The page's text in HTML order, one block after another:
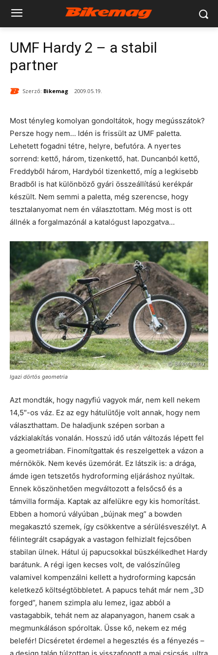
UMF Hardy 2 – a stabil
partner
Szerző: Bikemag 2009.05.19.
Most tényleg komolyan gondoltátok, hogy megússzátok?
Persze hogy nem… Idén is frissült az UMF paletta.
Lehetett fogadni tétre, helyre, befutóra. A nyertes
sorrend: kettő, három, tizenkettő, hat. Duncanból kettő,
Freddyből három, Hardyból tizenkettő, míg a legkisebb
Bradből is hat különböző gyári összeállítású kerékpár
készült. Nem semmi a paletta, még szerencse, hogy
tesztalanyomat nem én választottam. Még most is ott
állnék a forgalmazónál a katalógust lapozgatva…
Igazi dörtös geometria
Azt mondták, hogy nagyfiú vagyok már, nem kell nekem
14,5″-os váz. Ez az egy hátulütője volt annak, hogy nem
választhattam. De haladjunk szépen sorban a
vázkialakítás vonalán. Hosszú idő után változás lépett fel
a geometriában. Finomítgattak és reszelgettek a vázon a
mérnökök. Nem kevés üzemórát. Ez látszik is: a drága,
ámde igen tetszetős hydroforming eljáráshoz nyúltak.
Ennek köszönhetően megváltozott a felsőcső és a
támvilla formája. Kaptak az alfelükre egy kis homorítást.
Ebben a homorú vályúban „bújnak meg” a bowden
megakasztó szemek, így csökkentve a sérülésveszélyt. A
félintegrált csapágyak a vastagon felhizlalt fejcsőben
stabilan ülnek. Hátul új papucsokkal büszkélkedhet Hardy
barátunk. A régi igen kecses volt, de valószínűleg
valamivel kompenzálni kellett a hydroforming kapcsán
keletkező költségtöbbletet. A papucs tehát már nem „3D
forged”, hanem szimpla alu lemez, igaz abból a
vastagabbik, tehát nem az alapanyagon, hanem csak a
megmunkáláson spóroltak. Üsse kő, nekem ez még
belefér! Dicséretet érdemel a hegesztés és a fényezés –